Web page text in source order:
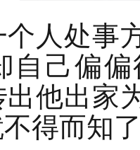
个人处事
自己偏
他出家
得而知